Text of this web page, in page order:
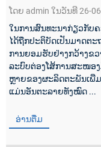
ໂດຍ admin ໃນວັນທີ 26-
ໃນການສົນທະນາກ່ຽວກັບ
ໄດ້ຖືກປະຕິບັດເປັນມາດຕະ
ການຍອມຮັບຢ່າງກວ້າງຂວ
ລະບົບຕ່ອງໂສ້ການສະໜອ
ຫຼາຍຂອງຜະລິດຕະພັນເພີ່
ແມ່ນອັນຕະລາຍທັງໝົດ ...
ອ່ານຕື່ມ